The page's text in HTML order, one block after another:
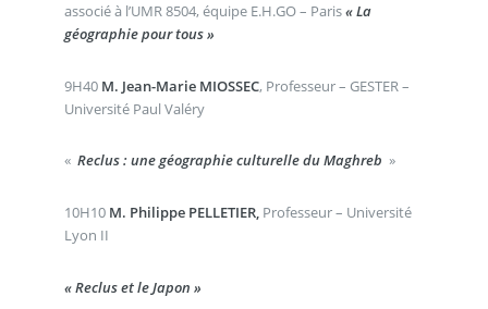
associé à l’UMR 8504, équipe E.H.GO – Paris« La
géographie pour tous »
9H40 M. Jean-Marie MIOSSEC, Professeur – GESTER –
Université Paul Valéry
« Reclus : une géographie culturelle du Maghreb »
10H10 M. Philippe PELLETIER, Professeur – Université
Lyon II
« Reclus et le Japon »